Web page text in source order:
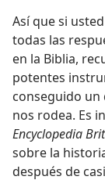
Así que si
todas las
en la Biblia,
potentes
conseguido
nos rodea. Es
Encyclopedia
sobre la
después de